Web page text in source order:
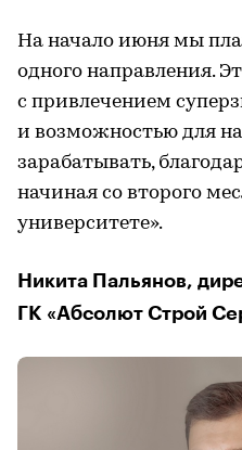
На начало июня мы
одного направления.
с привлечением
и возможностью для
зарабатывать,
начиная со второго
университете».
Никита Пальянов,
ГК «Абсолют Строй